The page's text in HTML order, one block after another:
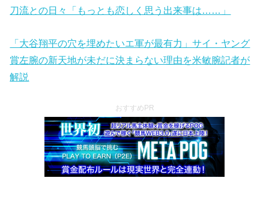
刀流との日々「もっとも恋しく思う出来事は……」
「大谷翔平の穴を埋めたいエ軍が最有力」サイ・ヤング
賞左腕の新天地が未だに決まらない理由を米敏腕記者が
解説
おすすめPR